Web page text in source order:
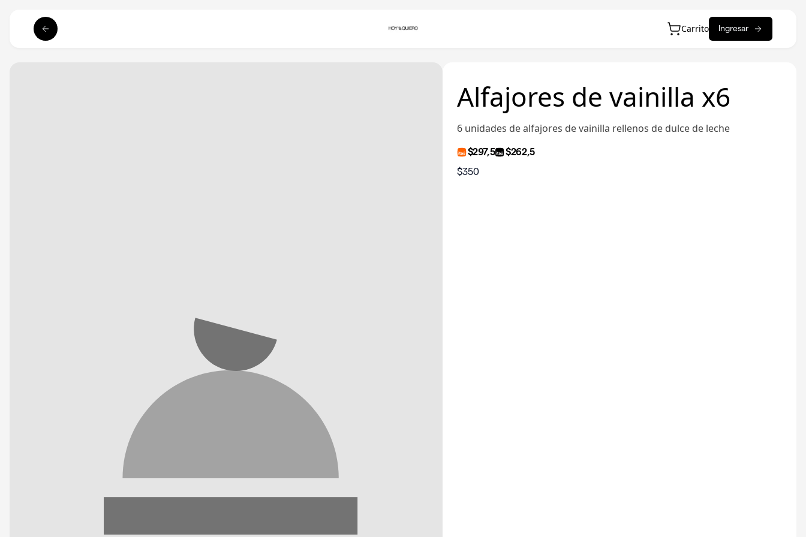
Carrito Ingresar
Alfajores de vainilla x6
6 unidades de alfajores de vainilla rellenos de dulce de leche
$297,5 $262,5
$350